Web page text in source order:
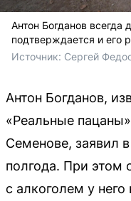
Антон Богданов всегда
подтверждается и его
Источник: Сергей
Антон Богданов,
«Реальные
Семенове, заявил
полгода. При этом
с алкоголем у